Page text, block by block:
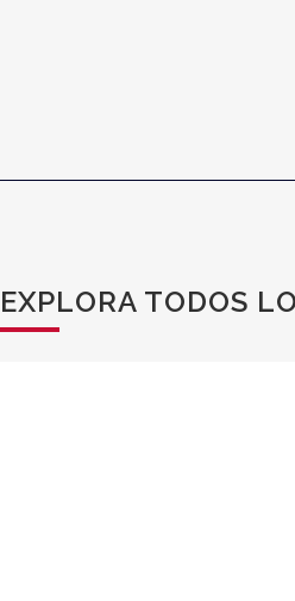
EXPLORA TODOS